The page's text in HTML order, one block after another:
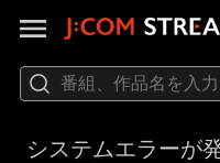
システムエラーが